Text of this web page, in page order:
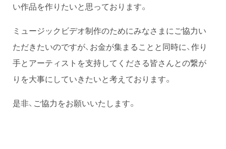
い作品を作りたいと思っております。
ミュージックビデオ制作のためにみなさまにご協力い
ただきたいのですが、お金が集まることと同時に、作り
手とアーティストを支持してくださる皆さんとの繋が
りを大事にしていきたいと考えております。
是非、ご協力をお願いいたします。